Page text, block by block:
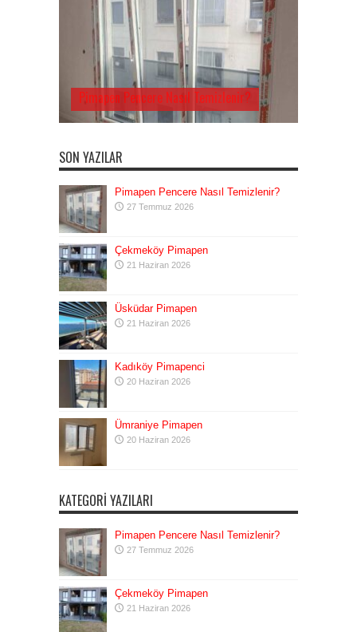
Pimapen Pencere Nasıl Temizlenir?
SON YAZILAR
Pimapen Pencere Nasıl Temizlenir?
27 Temmuz 2026
Çekmeköy Pimapen
21 Haziran 2026
Üsküdar Pimapen
21 Haziran 2026
Kadıköy Pimapenci
20 Haziran 2026
Ümraniye Pimapen
20 Haziran 2026
KATEGORI YAZILARI
Pimapen Pencere Nasıl Temizlenir?
27 Temmuz 2026
Çekmeköy Pimapen
21 Haziran 2026